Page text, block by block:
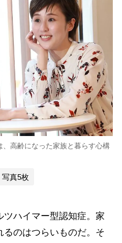
高齢になった家族と暮らす心構
写真5枚
ハイマー型認知症。家
のはつらいものだ。そ